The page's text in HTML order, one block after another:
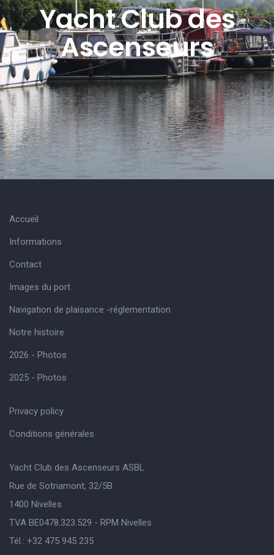
Yacht Club des
Ascenseurs
Accueil
Informations
Contact
Images du port
Navigation de plaisance -réglementation
Notre histoire
2026 - Photos
2025 - Photos
Privacy policy
Conditions générales
Yacht Club des Ascenseurs ASBL
Rue de Sotriamont, 32/5B
1400 Nivelles
TVA BE0478.323.529 - RPM Nivelles
Tél.: +32 475 945 235